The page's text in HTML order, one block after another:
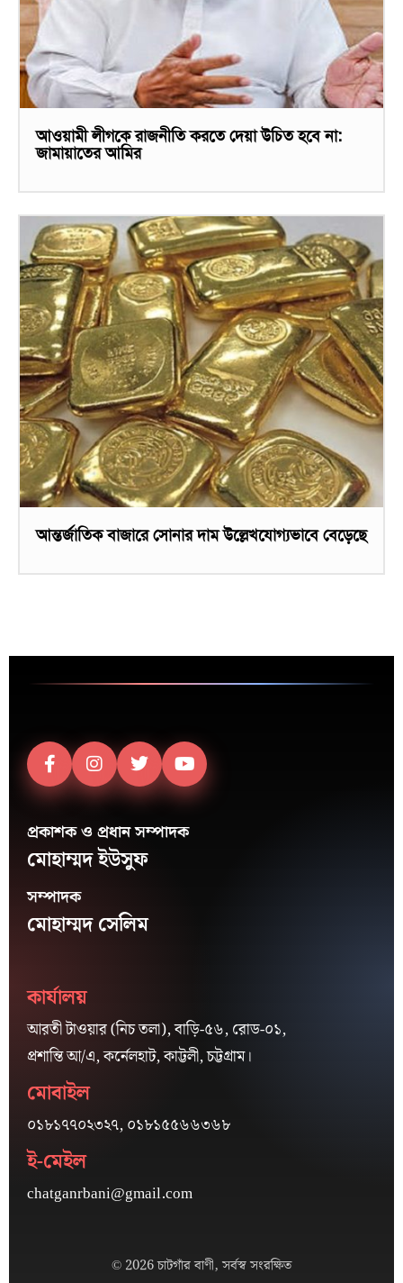
আওয়ামী লীগকে রাজনীতি করতে দেয়া উচিত হবে না:
জামায়াতের আমির
আন্তর্জাতিক বাজারে সোনার দাম উল্লেখযোগ্যভাবে বেড়েছে
প্রকাশক ও প্রধান সম্পাদক
মোহাম্মদ ইউসুফ
সম্পাদক
মোহাম্মদ সেলিম
কার্যালয়
আরতী টাওয়ার (নিচ তলা), বাড়ি-৫৬, রোড-০১,
প্রশান্তি আ/এ, কর্নেলহাট, কাট্টলী, চট্টগ্রাম।
মোবাইল
০১৮১৭৭০২৩২৭, ০১৮১৫৫৬৬৩৬৮
ই-মেইল
chatganrbani@gmail.com
© 2026 চাটগাঁর বাণী, সর্বস্ব সংরক্ষিত